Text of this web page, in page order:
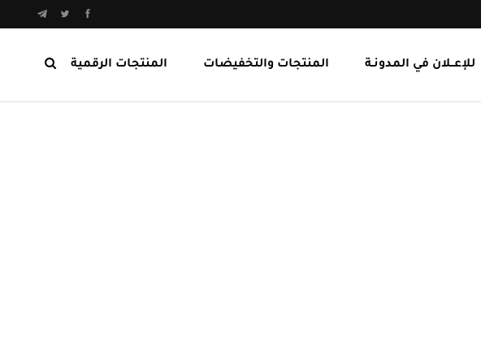
المنتجات الرقمية المنتجات والتخفيضات للإعــلان في المدونـة